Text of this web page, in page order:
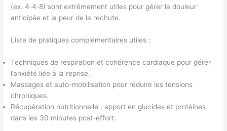
(ex. 4‑4‑8) sont extrêmement utiles pour gérer la douleur
anticipée et la peur de la rechute.
Liste de pratiques complémentaires utiles :
Techniques de respiration et cohérence cardiaque pour gérer
l’anxiété liée à la reprise.
Massages et auto-mobilisation pour réduire les tensions
chroniques.
Récupération nutritionnelle : apport en glucides et protéines
dans les 30 minutes post-effort.